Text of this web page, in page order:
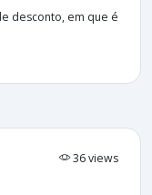
desconto, em que é
36 views